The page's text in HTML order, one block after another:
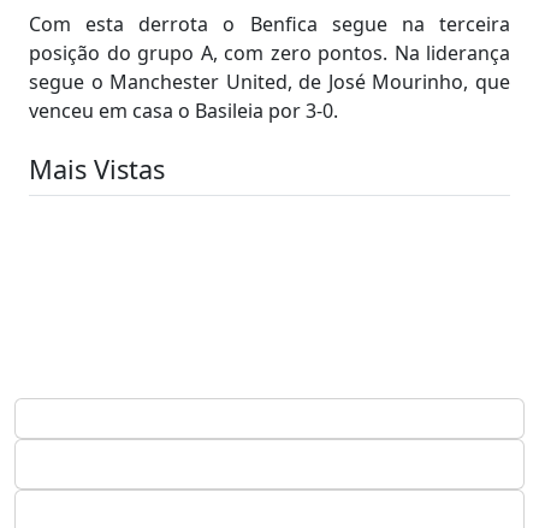
Com esta derrota o Benfica segue na terceira
posição do grupo A, com zero pontos. Na liderança
segue o Manchester United, de José Mourinho, que
venceu em casa o Basileia por 3-0.
Mais Vistas